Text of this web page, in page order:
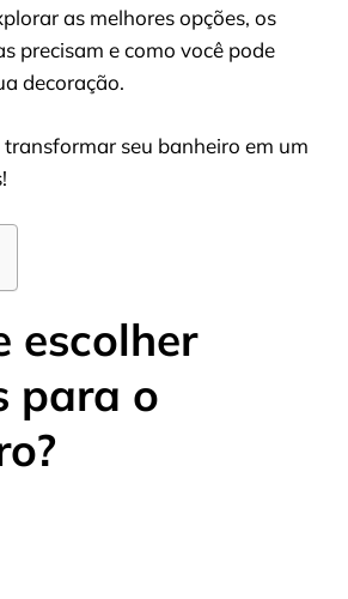
as melhores opções, os
precisam e como você pode
decoração.
seu banheiro em um
escolher
para o